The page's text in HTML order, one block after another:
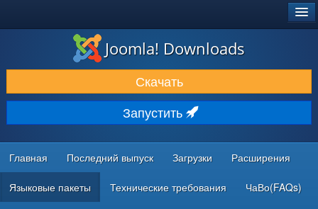
ЗАГРУЗКИ И РАСШИРЕНИЯ
ДОКУМЕНТАЦИЯ И ОБУЧЕНИЕ
СООБЩЕСТВО И ПОДДЕРЖКА
РЕСУРСЫ ДЛЯ РАЗРАБОТЧИКОВ
Joomla! Downloads
Скачать
Запустить
Главная Последний выпуск Загрузки Расширения
Языковые пакеты Технические требования ЧаВо(FAQs)